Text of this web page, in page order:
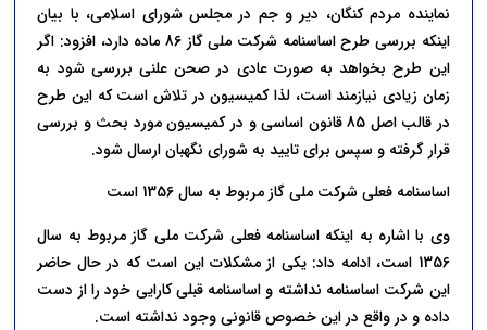
نماینده مردم کنگان، دیر و جم در مجلس شورای اسلامی، با بیان
اینکه بررسی طرح اساسنامه شرکت ملی گاز 86 ماده دارد، افزود: اگر
این طرح بخواهد به صورت عادی در صحن علنی بررسی شود به
زمان زیادی نیازمند است، لذا کمیسیون در تلاش است که این طرح
در قالب اصل 85 قانون اساسی و در کمیسیون مورد بحث و بررسی
قرار گرفته و سپس برای تایید به شورای نگهبان ارسال شود.
اساسنامه فعلی شرکت ملی گاز مربوط به سال 1356 است
وی با اشاره به اینکه اساسنامه فعلی شرکت ملی گاز مربوط به سال
1356 است، ادامه داد: یکی از مشکلات این است که در حال حاضر
این شرکت اساسنامه نداشته و اساسنامه قبلی کارایی خود را از دست
داده و در واقع در این خصوص قانونی وجود نداشته است.